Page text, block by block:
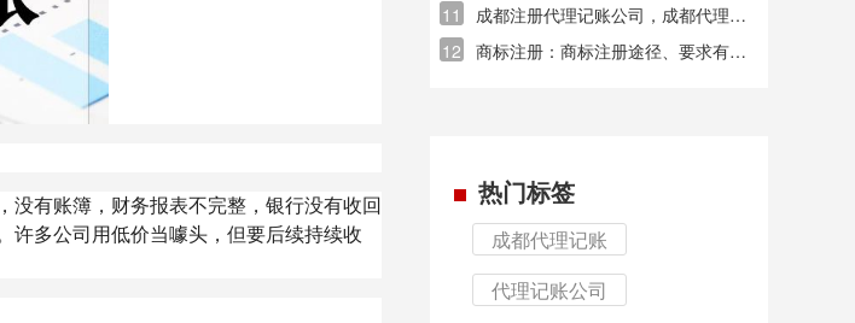
没有账簿，财务报表不完整，银行没有收回
许多公司用低价当噱头，但要后续持续收
都怎样选择代理记账公司?
11
成都注册代理记账公司，成都代理记
账的价格一般多少钱?
12
商标注册：商标注册途径、要求有哪
热门标签
成都代理记账
代理记账公司